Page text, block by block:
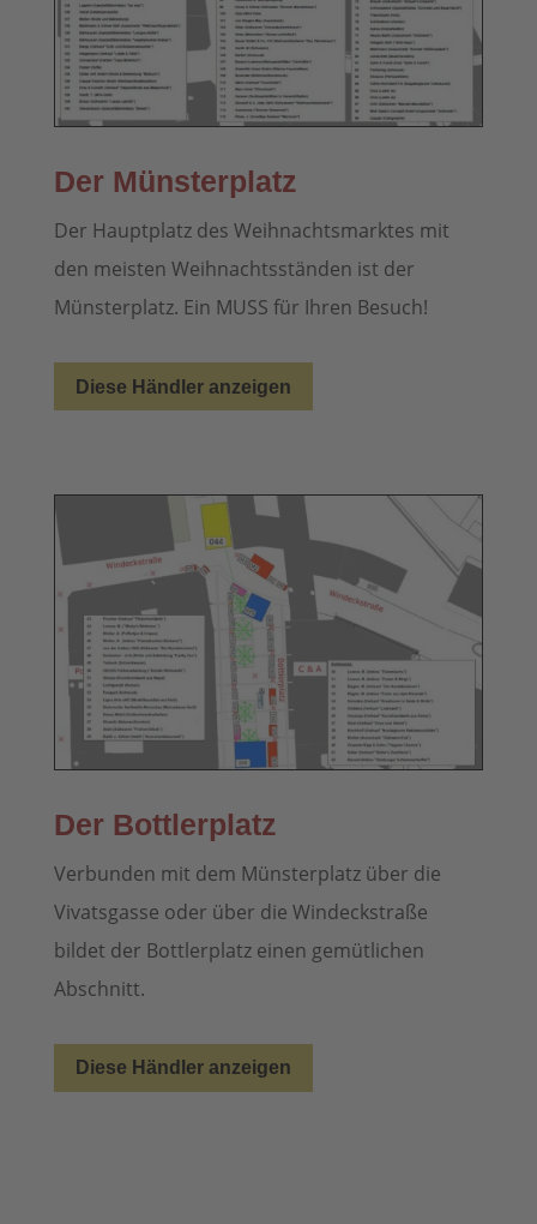
Der Münsterplatz
Der Hauptplatz des Weihnachtsmarktes mit
den meisten Weihnachtsständen ist der
Münsterplatz. Ein MUSS für Ihren Besuch!
Diese Händler anzeigen
Der Bottlerplatz
Verbunden mit dem Münsterplatz über die
Vivatsgasse oder über die Windeckstraße
bildet der Bottlerplatz einen gemütlichen
Abschnitt.
Diese Händler anzeigen